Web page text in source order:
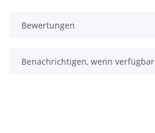
Bewertungen
Benachrichtigen, wenn verfügbar